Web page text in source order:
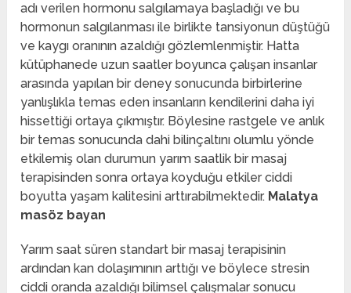
adı verilen hormonu salgılamaya başladığı ve bu
hormonun salgılanması ile birlikte tansiyonun düştüğü
ve kaygı oranının azaldığı gözlemlenmiştir. Hatta
kütüphanede uzun saatler boyunca çalışan insanlar
arasında yapılan bir deney sonucunda birbirlerine
yanlışlıkla temas eden insanların kendilerini daha iyi
hissettiği ortaya çıkmıştır. Böylesine rastgele ve anlık
bir temas sonucunda dahi bilinçaltını olumlu yönde
etkilemiş olan durumun yarım saatlik bir masaj
terapisinden sonra ortaya koyduğu etkiler ciddi
boyutta yaşam kalitesini arttırabilmektedir. Malatya
masöz bayan
Yarım saat süren standart bir masaj terapisinin
ardından kan dolaşımının arttığı ve böylece stresin
ciddi oranda azaldığı bilimsel çalışmalar sonucu